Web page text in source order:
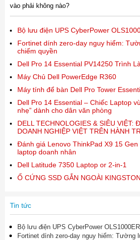
vào phải không nào?
Bộ lưu điện UPS CyberPower
Fortinet dính zero-day nguy hiểm:
chiếm quyền
Dell Pro 14 Essential PV14250 Trình
Máy Chủ Dell PowerEdge R360
Máy tính để bàn Dell Pro Tower
Dell Pro 14 Essential – Chiếc Laptop
nhẹ” dành cho dân văn phòng
DELL TECHNOLOGIES & SIÊU VIỆT:
DOANH NGHIỆP VIỆT TRÊN HÀNH
Đánh giá Lenovo ThinkPad X9 15
laptop doanh nhân
Dell Latitude 7350 Laptop or 2-in-1
Ổ CỨNG SSD GẮN NGOÀI
Tin tức
Bộ lưu điện UPS CyberPower
Fortinet dính zero-day nguy hiểm: Tường